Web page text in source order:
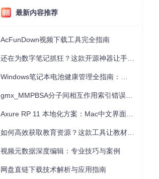
最新内容推荐
AcFunDown视频下载工具完全指南
视频元数据深度编辑：专业技巧与案例
网盘直链下载技术解析与应用指南